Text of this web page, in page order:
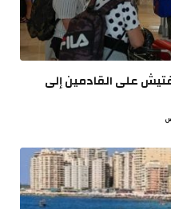
على القادمين إلى